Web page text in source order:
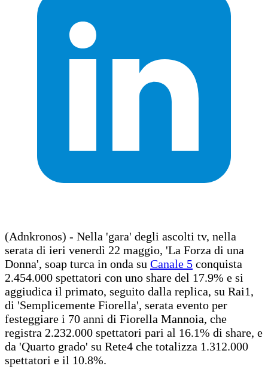
(Adnkronos) - Nella 'gara' degli ascolti tv, nella
serata di ieri venerdì 22 maggio, 'La Forza di una
Donna', soap turca in onda su Canale 5 conquista
2.454.000 spettatori con uno share del 17.9% e si
aggiudica il primato, seguito dalla replica, su Rai1,
di 'Semplicemente Fiorella', serata evento per
festeggiare i 70 anni di Fiorella Mannoia, che
registra 2.232.000 spettatori pari al 16.1% di share, e
da 'Quarto grado' su Rete4 che totalizza 1.312.000
spettatori e il 10.8%.